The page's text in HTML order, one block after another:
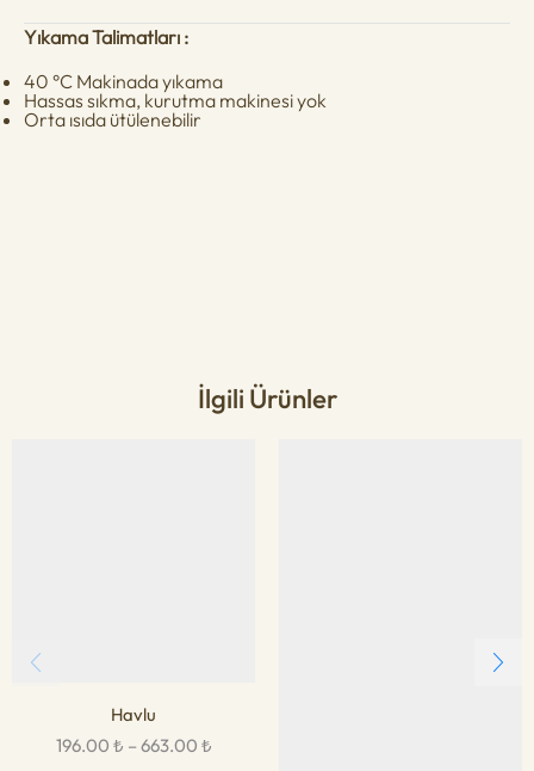
Yıkama Talimatları :
40 °C Makinada yıkama
Hassas sıkma, kurutma makinesi yok
Orta ısıda ütülenebilir
İlgili Ürünler
Havlu
196.00 ₺ – 663.00 ₺